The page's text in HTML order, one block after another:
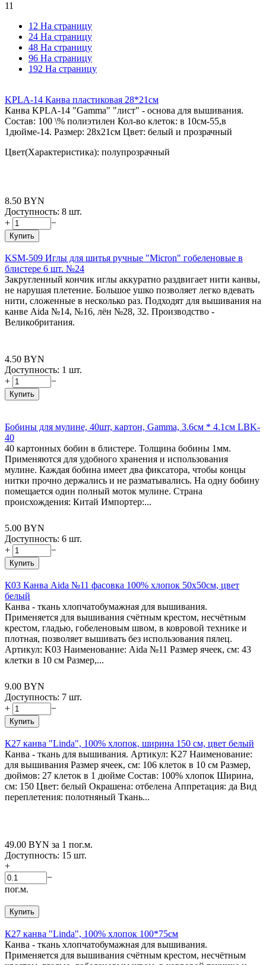
11
12 На страницу
24 На страницу
48 На страницу
96 На страницу
192 На страницу
KPLA-14 Канва пластиковая 28*21см
Канва KPLА-14 "Gamma" "лист" - основа для вышивания.
Состав: 100 \% полиэтилен Кол-во клеток: в 10см-55,в
1дюйме-14. Размер: 28х21см Цвет: белый и прозрачный
Цвет(Характеристика): полупрозрачный
8.50 BYN
Доступность: 8 шт.
+
−
Купить
KSM-509 Иглы для шитья ручные "Micron" гобеленовые в
блистере 6 шт. №24
Закругленный кончик иглы аккуратно раздвигает нити канвы,
не нарушая плетение. Большое ушко позволяет легко вдевать
нити, сложенные в несколько раз. Подходят для вышивания на
канве Aida №14, №16, лён №28, 32. Производство -
Великобритания.
4.50 BYN
Доступность: 1 шт.
+
−
Купить
Бобины для мулине, 40шт, картон, Gamma, 3.6см * 4.1см LBK-
40
40 картонных бобин в блистере. Толщина бобины 1мм.
Применяются для удобного хранения и использования
мулине. Каждая бобина имеет два фиксатора, чтобы концы
нитки прочно держались и не разматывались. На одну бобину
помещается один полный моток мулине. Страна
происхождения: Китай Импортер:...
5.00 BYN
Доступность: 6 шт.
+
−
Купить
К03 Канва Aida №11 фасовка 100% хлопок 50х50см, цвет
белый
Канва - ткань хлопчатобумажная для вышивания.
Применяется для вышивания счётным крестом, несчётным
крестом, гладью, гобеленовым швом, в ковровой технике и
плотная, позволяет вышивать без использования пялец.
Артикул: K03 Наименование: Aida №11 Размер ячеек, см: 43
клетки в 10 см Размер,...
9.00 BYN
Доступность: 7 шт.
+
−
Купить
К27 канва "Linda", 100% хлопок, ширина 150 см, цвет белый
Канва - ткань для вышивания. Артикул: K27 Наименование:
для вышивания Размер ячеек, см: 106 клеток в 10 см Размер,
дюймов: 27 клеток в 1 дюйме Состав: 100% хлопок Ширина,
см: 150 Цвет: белый Окрашена: отбелена Аппретация: да Вид
переплетения: полотняный Ткань...
49.00 BYN за 1 пог.м.
Доступность: 15 шт.
+
−
пог.м.
Купить
К27 канва "Linda", 100% хлопок 100*75см
Канва - ткань хлопчатобумажная для вышивания.
Применяется для вышивания счётным крестом, несчётным